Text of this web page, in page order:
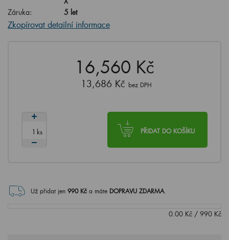
Záruka:
5 let
Zkopírovat detailní informace
16,560 Kč
13,686 Kč bez DPH
PŘIDAT DO KOŠÍKU
ks
Už přidat jen 990Kč a máte DOPRAVU ZDARMA.
0.00 Kč / 990 Kč